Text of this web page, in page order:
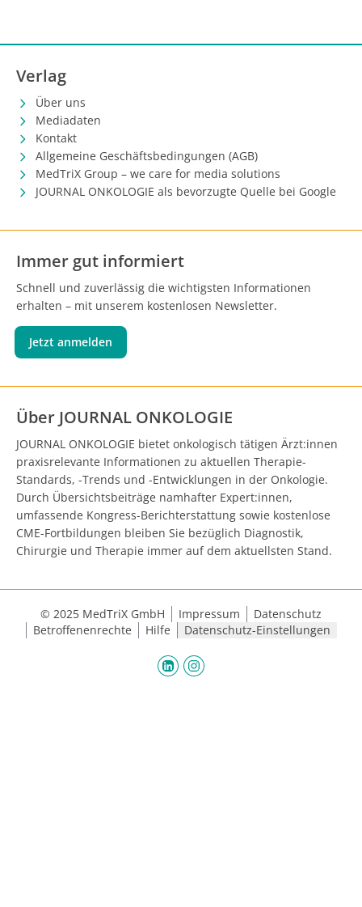
Verlag
Über uns
Mediadaten
Kontakt
Allgemeine Geschäftsbedingungen (AGB)
MedTriX Group – we care for media solutions
JOURNAL ONKOLOGIE als bevorzugte Quelle bei Google
Immer gut informiert
Schnell und zuverlässig die wichtigsten Informationen
erhalten – mit unserem kostenlosen Newsletter.
Jetzt anmelden
Über JOURNAL ONKOLOGIE
JOURNAL ONKOLOGIE bietet onkologisch tätigen Ärzt:innen
praxisrelevante Informationen zu aktuellen Therapie-
Standards, -Trends und -Entwicklungen in der Onkologie.
Durch Übersichtsbeiträge namhafter Expert:innen,
umfassende Kongress-Berichterstattung sowie kostenlose
CME-Fortbildungen bleiben Sie bezüglich Diagnostik,
Chirurgie und Therapie immer auf dem aktuellsten Stand.
© 2025 MedTriX GmbH Impressum
Datenschutz
Betroffenenrechte
Hilfe Datenschutz-Einstellungen